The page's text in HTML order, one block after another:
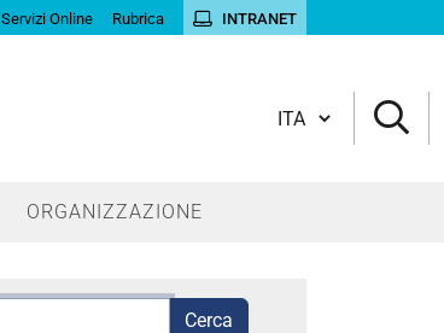
Servizi Online Rubrica INTRANET
Cambia lingua
ORGANIZZAZIONE